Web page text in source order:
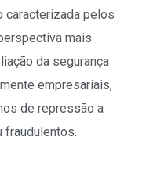
caracterizada pelos
mais
da segurança
empresariais,
de repressão a
fraudulentos.